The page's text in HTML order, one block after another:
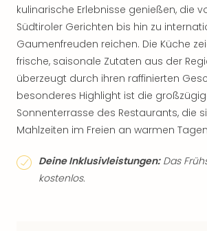
kulinarische Erlebnisse genießen, die
Südtiroler Gerichten bis hin zu
Gaumenfreuden reichen. Die Küche
frische, saisonale Zutaten aus der
überzeugt durch ihren raffinierten
besonderes Highlight ist die
Sonnenterrasse des Restaurants, die
Mahlzeiten im Freien an warmen
Deine Inklusivleistungen:Das
kostenlos.